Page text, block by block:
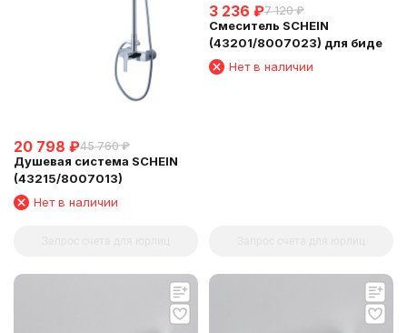
20 798 ₽45 760 ₽
Душевая система SCHEIN
(43215/8007013)
Нет в наличии
3 236 ₽7 120 ₽
Смеситель SCHEIN
(43201/8007023) для биде
Нет в наличии